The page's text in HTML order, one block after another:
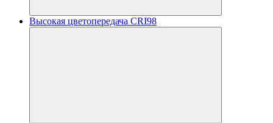
Высокая цветопередача CRI98